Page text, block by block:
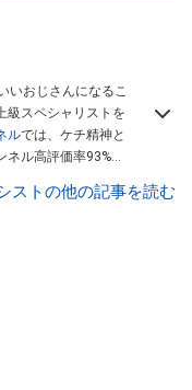
いおじさんになるこ
級スペシャリストを
ルでは、ケチ精神と
ル高評価率93%超
可)。趣味はダーツ
ストの他の記事を読む